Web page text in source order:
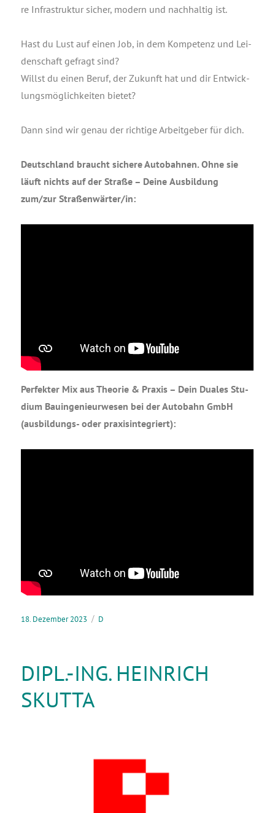
re Infra­struk­tur sicher, modern und nach­hal­tig ist.
Hast du Lust auf einen Job, in dem Kom­pe­tenz und Lei­
den­schaft gefragt sind?
Willst du einen Beruf, der Zukunft hat und dir Ent­wick­
lungs­mög­lich­kei­ten bie­tet?
Dann sind wir genau der rich­ti­ge Arbeit­ge­ber für dich.
Deutsch­land braucht siche­re Auto­bah­nen. Ohne sie
läuft nichts auf der Stra­ße – Dei­ne Aus­bil­dung
zum/zur Straßenwärter/in:
Per­fek­ter Mix aus Theo­rie & Pra­xis – Dein Dua­les Stu­
di­um Bau­in­ge­nieur­we­sen bei der Auto­bahn GmbH
(aus­bil­dungs- oder praxisintegriert):
18. Dezember 2023 D
DIPL.-ING. HEINRICH
SKUTTA